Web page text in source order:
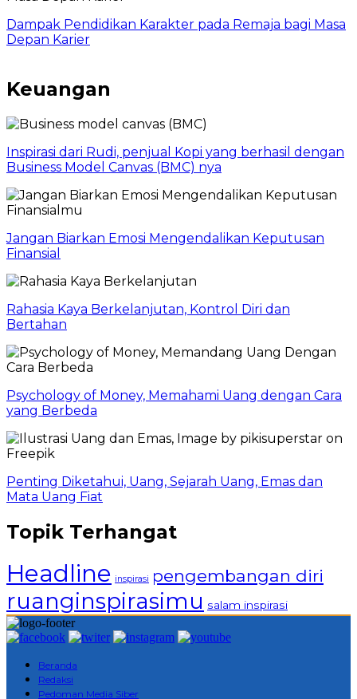
Dampak Pendidikan Karakter pada Remaja bagi Masa
Depan Karier
Keuangan
Inspirasi dari Rudi, penjual Kopi yang berhasil dengan
Business Model Canvas (BMC) nya
Jangan Biarkan Emosi Mengendalikan Keputusan
Finansial
Rahasia Kaya Berkelanjutan, Kontrol Diri dan
Bertahan
Psychology of Money, Memahami Uang dengan Cara
yang Berbeda
Penting Diketahui, Uang, Sejarah Uang, Emas dan
Mata Uang Fiat
Topik Terhangat
Headline inspirasi pengembangan diri
ruanginspirasimu salam inspirasi
Beranda
Redaksi
Pedoman Media Siber